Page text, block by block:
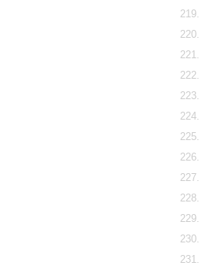
219.
220.
221.
222.
223.
224.
225.
226.
227.
228.
229.
230.
231.